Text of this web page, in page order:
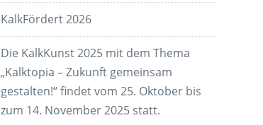
KalkFördert 2026
Die KalkKunst 2025 mit dem Thema
„Kalktopia – Zukunft gemeinsam
gestalten!“ findet vom 25. Oktober bis
zum 14. November 2025 statt.